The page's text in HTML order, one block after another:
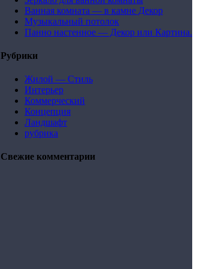
Ванная комната — в камне Декор
Музыкальный потолок
Панно настенное — Декор или Картина.
Рубрики
Жилой — Стиль
Интерьер
Коммерческий
Концепция
Ландшафт
рубрика
Свежие комментарии